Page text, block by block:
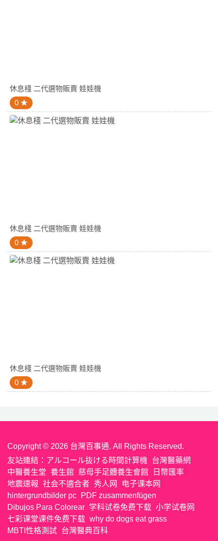
休息棧 二代選物販賣 娃娃機
0
休息棧 二代選物販賣 娃娃機
0
休息棧 二代選物販賣 娃娃機
0
Copyright © 2026 台灣百事通. All Rights Reserved.
友站連結： アルコール抜ける時間計算機
台灣醫藥網
中醫養生堂 養生館 慈母手足體養生會館
日幣匯率
地震速報 社会不適合者 秀人网
电子课本网
hintergrundbilder pc
PDF zusammenfügen
Dibujos Para Colorear 学科试卷免费下载 小学试卷网
七彩课堂课件免费下载 why do dogs eat grass
MBTI性格測試 台灣醫典百科